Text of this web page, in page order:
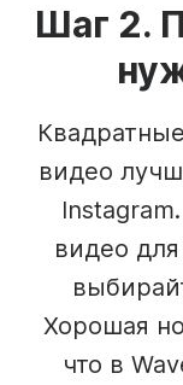
Шаг 2.
видео
видео
Хорошая
что в